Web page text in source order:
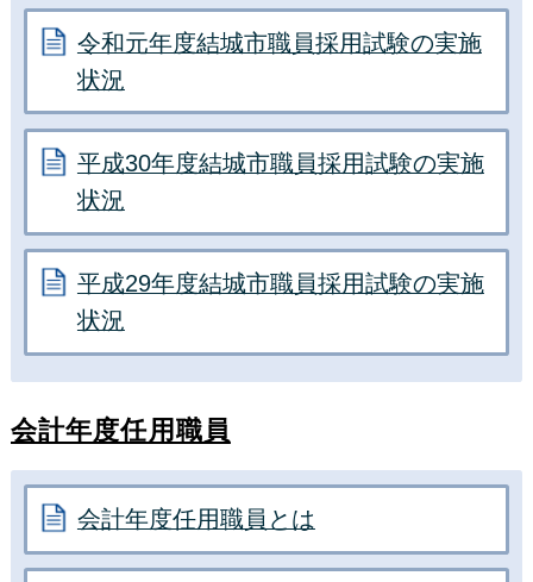
令和元年度結城市職員採用試験の実施
状況
平成30年度結城市職員採用試験の実施
状況
平成29年度結城市職員採用試験の実施
状況
会計年度任用職員
会計年度任用職員とは